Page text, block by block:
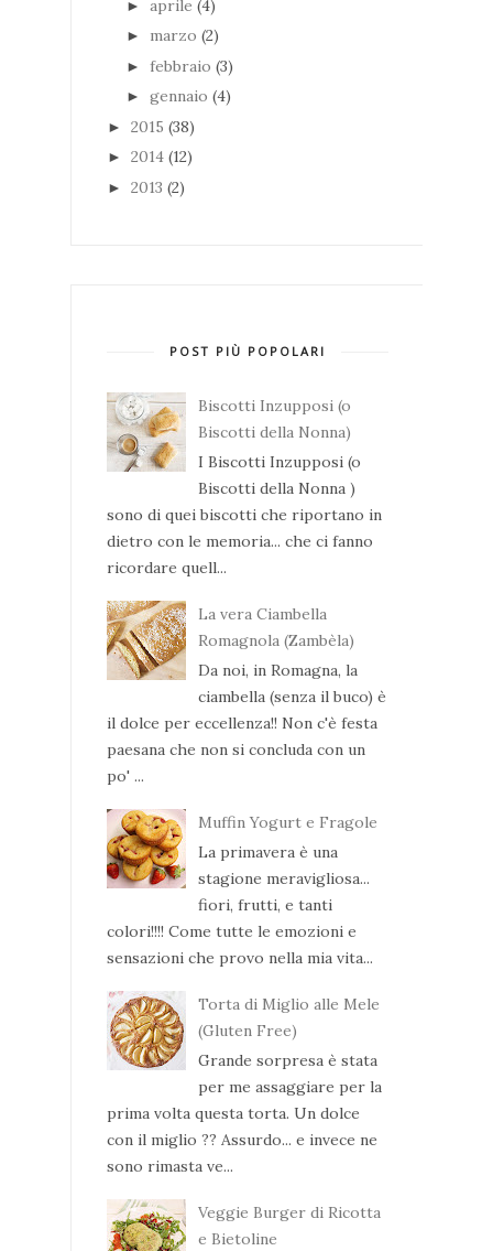
► aprile (4)
► marzo (2)
► febbraio (3)
► gennaio (4)
► 2015 (38)
► 2014 (12)
► 2013 (2)
POST PIÙ POPOLARI
Biscotti Inzupposi (o
Biscotti della Nonna)
I Biscotti Inzupposi (o
Biscotti della Nonna )
sono di quei biscotti che riportano in
dietro con le memoria... che ci fanno
ricordare quell...
La vera Ciambella
Romagnola (Zambèla)
Da noi, in Romagna, la
ciambella (senza il buco) è
il dolce per eccellenza!! Non c'è festa
paesana che non si concluda con un
po' ...
Muffin Yogurt e Fragole
La primavera è una
stagione meravigliosa...
fiori, frutti, e tanti
colori!!!! Come tutte le emozioni e
sensazioni che provo nella mia vita...
Torta di Miglio alle Mele
(Gluten Free)
Grande sorpresa è stata
per me assaggiare per la
prima volta questa torta. Un dolce
con il miglio ?? Assurdo... e invece ne
sono rimasta ve...
Veggie Burger di Ricotta
e Bietoline